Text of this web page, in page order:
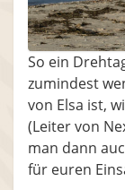
So ein
zumindest
von Elsa ist,
(Leiter von
man dann
für euren